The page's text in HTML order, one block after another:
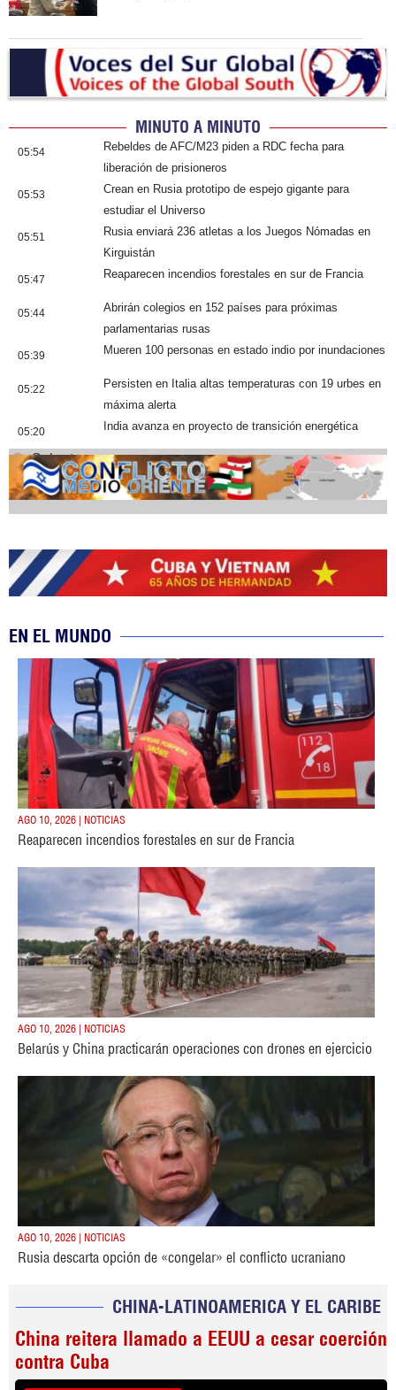
MINUTO A MINUTO
05:54
Rebeldes de AFC/M23 piden a RDC fecha para
liberación de prisioneros
05:53
Crean en Rusia prototipo de espejo gigante para
estudiar el Universo
05:51
Rusia enviará 236 atletas a los Juegos Nómadas en
Kirguistán
05:47 Reaparecen incendios forestales en sur de Francia
05:44
Abrirán colegios en 152 países para próximas
parlamentarias rusas
05:39 Mueren 100 personas en estado indio por inundaciones
05:22
Persisten en Italia altas temperaturas con 19 urbes en
máxima alerta
05:20 India avanza en proyecto de transición energética
Cobertura
EN EL MUNDO
AGO 10, 2026 | NOTICIAS
Reaparecen incendios forestales en sur de Francia
AGO 10, 2026 | NOTICIAS
Belarús y China practicarán operaciones con drones en ejercicio
AGO 10, 2026 | NOTICIAS
Rusia descarta opción de «congelar» el conflicto ucraniano
CHINA-LATINOAMERICA Y EL CARIBE
China reitera llamado a EEUU a cesar coerción
contra Cuba